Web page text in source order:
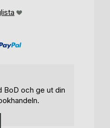
BoD och ge ut din